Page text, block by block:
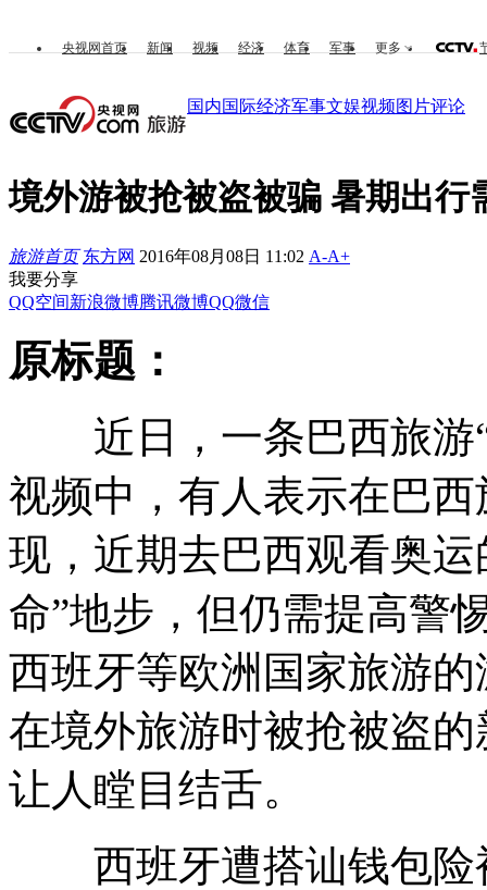
央视网首页 新闻 视频 经济 体育 军事 更多
国内国际经济军事文娱视频图片评论
境外游被抢被盗被骗 暑期出行
旅游首页 东方网 2016年08月08日 11:02 A-A+
我要分享
QQ空间新浪微博腾讯微博QQ微信
原标题：
近日，一条巴西旅游“
视频中，有人表示在巴
现，近期去巴西观看奥
命”地步，但仍需提高警
西班牙等欧洲国家旅游
在境外旅游时被抢被盗
让人瞠目结舌。
西班牙遭搭讪钱包险